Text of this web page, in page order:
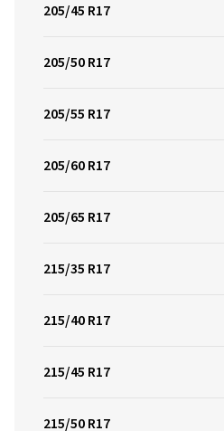
205/45 R17
205/50 R17
205/55 R17
205/60 R17
205/65 R17
215/35 R17
215/40 R17
215/45 R17
215/50 R17